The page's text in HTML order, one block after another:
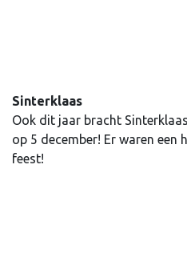
Sinterklaas
Ook dit jaar bracht
op 5 december! Er waren een
feest!